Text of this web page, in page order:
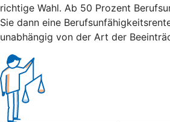
richtige Wahl. Ab 50 Prozent
Sie dann eine
unabhängig von der Art der